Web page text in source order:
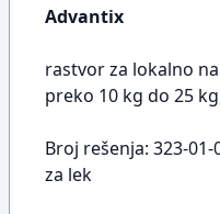
Advantix
rastvor za lokalno
preko 10 kg do 25
Broj rešenja: 323-01-
za lek